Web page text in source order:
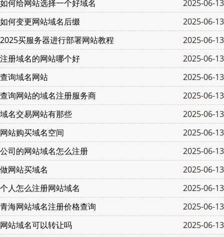
如何给网站选择一个好域名
2025-06-13
如何变更网站域名后缀
2025-06-13
2025买服务器进行部署网站教程
2025-06-13
注册域名的网站哪个好
2025-06-13
查询域名网站
2025-06-13
查询网站的域名注册服务商
2025-06-13
域名交易网站有那些
2025-06-13
网站购买域名空间
2025-06-13
公司的网站域名怎么注册
2025-06-13
做网站买域名
2025-06-13
个人怎么注册网站域名
2025-06-13
青海网站域名注册价格查询
2025-06-13
网站域名可以转让吗
2025-06-13